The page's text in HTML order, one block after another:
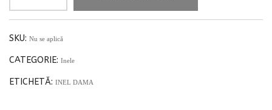
SKU: Nu se aplică
CATEGORIE: Inele
ETICHETĂ: INEL DAMA